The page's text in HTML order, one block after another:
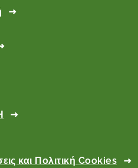
και Πολιτική Cookies